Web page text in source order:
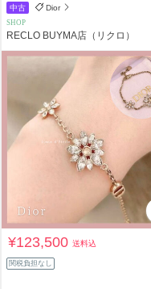
中古 Dior
SHOP
RECLO BUYMA店（リクロ）
¥123,500送料込
関税負担なし